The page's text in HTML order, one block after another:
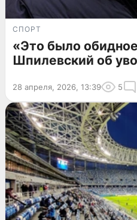
СПОРТ
«Это было
Шпилевский об
28 апреля, 2026, 13:39 5